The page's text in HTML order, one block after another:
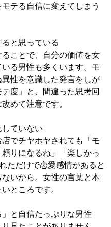
テる自信に変えてしまう
と思っている
ことで、自分の価値を女
る男性も多くいます。モ
性を意識した発言をしが
度」と、間違った思考回
めて注意です。
していない
でチヤホヤされても「モ
りになるね」「楽しかっ
ただけで恋愛感情があると
いから。女性の言葉と本
ところです。
と自信たっぷりな男性